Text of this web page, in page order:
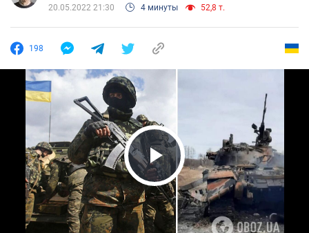
20.05.2022 21:30 4 минуты 52,8 т.
198
Play Video